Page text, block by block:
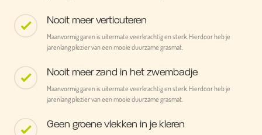
Nooit meer verticuteren
Maanvormig garen is uitermate veerkrachtig en sterk. Hierdoor heb je
jarenlang plezier van een mooie duurzame grasmat.
Nooit meer zand in het zwembadje
Maanvormig garen is uitermate veerkrachtig en sterk. Hierdoor heb je
jarenlang plezier van een mooie duurzame grasmat.
Geen groene vlekken in je kleren